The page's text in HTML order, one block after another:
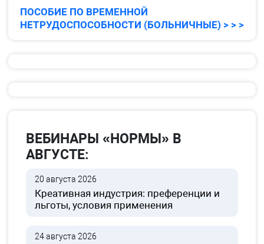
ПОСОБИЕ ПО ВРЕМЕННОЙ
НЕТРУДОСПОСОБНОСТИ (БОЛЬНИЧНЫЕ) > > >
ВЕБИНАРЫ «НОРМЫ» В
АВГУСТЕ:
20 августа 2026
Креативная индустрия: преференции и
льготы, условия применения
24 августа 2026